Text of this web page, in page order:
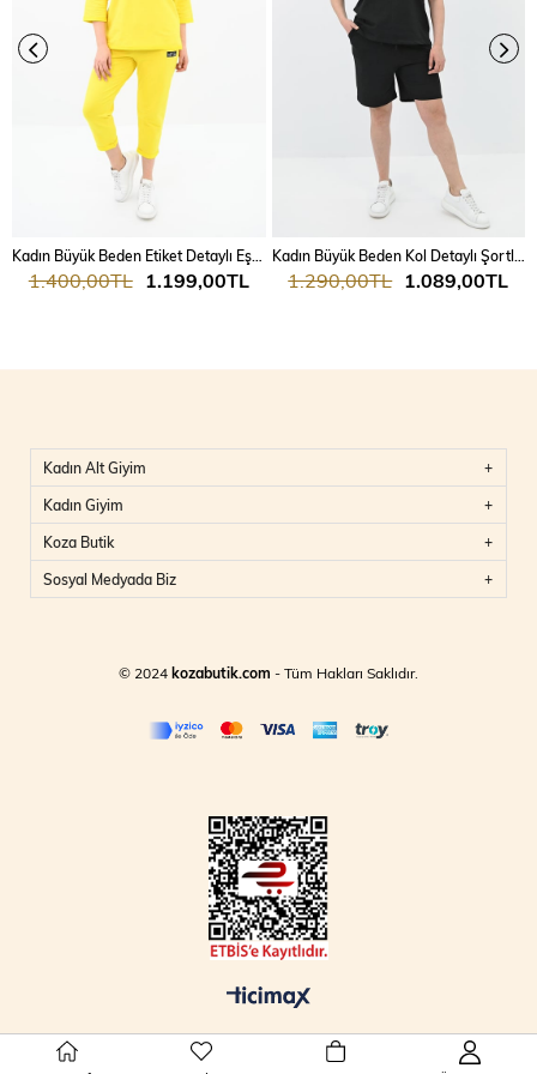
1.199,00TL
1.400,00TL
Kadın Büyük Beden Kol Detaylı Şortlu Takım 8101-24
1.089,00TL
1.290,00TL
Kadın Alt Giyim
Kadın Giyim
Koza Butik
Sosyal Medyada Biz
© 2024kozabutik.com - Tüm Hakları Saklıdır.